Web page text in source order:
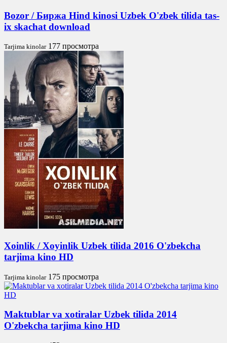
Bozor / Биржа Hind kinosi Uzbek O'zbek tilida tas-
ix skachat download
Tarjima kinolar 177 просмотра
Xoinlik / Xoyinlik Uzbek tilida 2016 O'zbekcha
tarjima kino HD
Tarjima kinolar 175 просмотра
Maktublar va xotiralar Uzbek tilida 2014
O'zbekcha tarjima kino HD